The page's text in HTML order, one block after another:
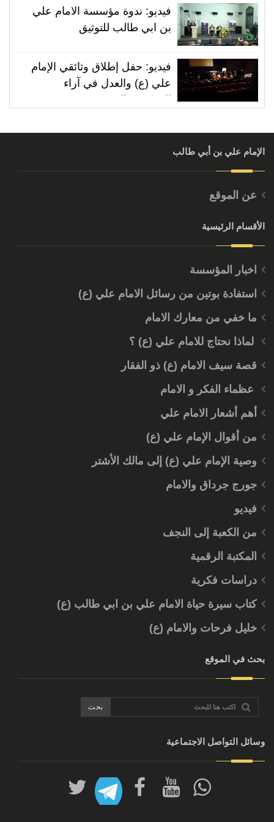
فيديو: ندوة مؤسسة الامام علي
بن ابي طالب للتوثيق
فيديو: حفل إطلاق وثائقي الإمام
علي (ع) والعدل في آراء
الإمام علي بن أبي طالب
عن الموقع
الأقسام الرئيسية
اخبار المؤسسة
استفادة بوتين من رسائل الامام علي (ع)
ما خفي من معارك الامام
لماذا نحتاج للامام علي (ع) ؟
قصة سيف الامام (ع) ذو الفقار
عظماء الفكر و الامام
أهم أشعار الامام علي
من أقوال الإمام علي (ع)
وصية الإمام علي (ع) إلى مالك الأشتر
جورج جرداق والامام
فيديو
من الكعبة إلى النجف
المكتبة الرقمية
دراسات فكرية
كتاب سيرة حياة الامام علي بن ابي طالب (ع)
خليل فرحات والامام (ع)
بحث في الموقع
وسائل التواصل الاجتماعية